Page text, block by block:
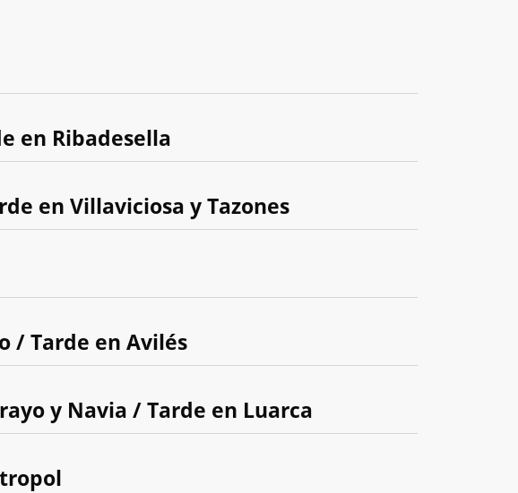
en Ribadesella
en Villaviciosa y Tazones
/ Tarde en Avilés
y Navia / Tarde en Luarca